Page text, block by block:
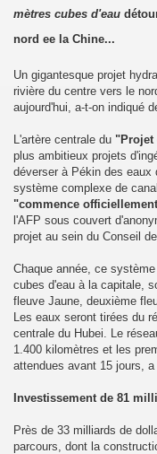
mètres cubes d'eau
nord ee la Chine...
Un gigantesque projet
rivière du centre vers le
aujourd'hui, a-t-on indiqué
L'artère centrale du "Projet
plus ambitieux projets
déverser à Pékin des eaux
système complexe de
"commence
l'AFP sous couvert
projet au sein du Conseil
Chaque année, ce
cubes d'eau à la capitale,
fleuve Jaune, deuxième
Les eaux seront tirées du
centrale du Hubei. Le
1.400 kilomètres et les
attendues avant 15 jours, a
Investissement de 81
Près de 33 milliards de
parcours, dont la